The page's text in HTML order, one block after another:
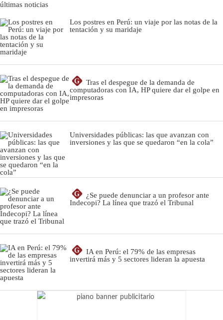
últimas noticias
Los postres en Perú: un viaje por las notas de la
tentación y su maridaje
G
Tras el despegue de la demanda de
computadoras con IA, HP quiere dar el golpe en
impresoras
Universidades públicas: las que avanzan con
inversiones y las que se quedaron “en la cola”
G
¿Se puede denunciar a un profesor ante
Indecopi? La línea que trazó el Tribunal
G
IA en Perú: el 79% de las empresas
invertirá más y 5 sectores lideran la apuesta